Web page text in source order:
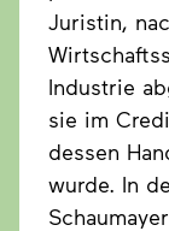
Juristin,
Industrie
sie im
dessen
wurde. In